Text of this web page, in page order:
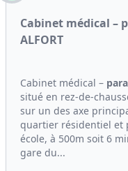
Cabinet médical –
ALFORT
Cabinet médical –
situé en rez-de-
sur un des axe
quartier résidentiel et
école, à 500m soit 6
gare du...